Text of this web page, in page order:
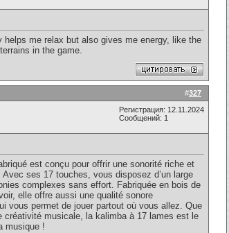
me relax but also gives me energy, like the
in the game.
#327
Регистрация: 12.11.2024
Сообщений: 1
est conçu pour offrir une sonorité riche et
ses 17 touches, vous disposez d’un large
complexes sans effort. Fabriquée en bois de
elle offre aussi une qualité sonore
vous permet de jouer partout où vous allez. Que
musicale, la kalimba à 17 lames est le
musique !